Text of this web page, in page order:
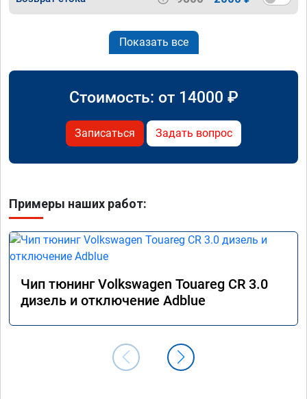
Показать все
Стоимость: от 14000 ₽
Записаться Задать вопрос
Примеры наших работ:
Чип тюнинг Volkswagen Touareg CR 3.0
дизель и отключение Adblue